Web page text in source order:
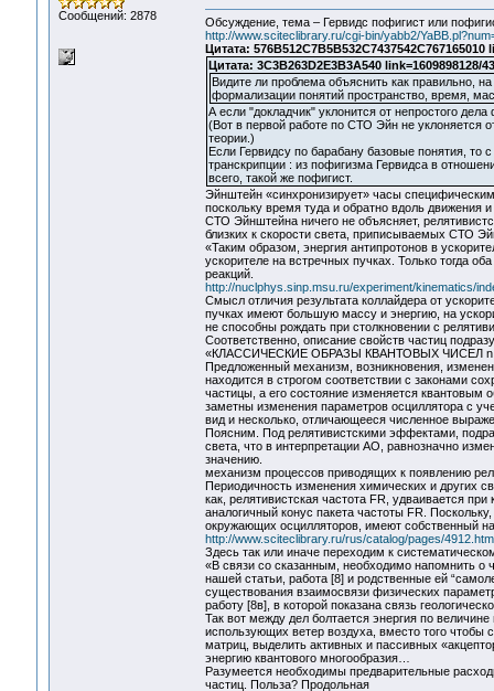
Сообщений: 2878
Обсуждение, тема – Гервидс пофигист или
http://www.sciteclibrary.ru/cgi-bin/yabb2/
Цитата: 576B512C7B5B532C7437542C767165010
Цитата: 3C3B263D2E3B3A540 link=1609898128/
Видите ли проблема объяснить как правильно,
формализации понятий пространство, время,
А если "докладчик" уклонится от непростого
(Вот в первой работе по СТО Эйн не уклоняется
теории.)
Если Гервидсу по барабану базовые понятия, то
транскрипции : из пофигизма Гервидса в
всего, такой же пофигист.
Эйнштейн «синхронизирует» часы
поскольку время туда и обратно вдоль движения
СТО Эйнштейна ничего не объясняет,
близких к скорости света, приписываемых СТО
«Таким образом, энергия антипротонов в
ускорителе на встречных пучках. Только тогда
реакций.
http://nuclphys.sinp.msu.ru/experiment/kinematics/
Смысл отличия результата коллайдера от
пучках имеют большую массу и энергию, на
не способны рождать при столкновении с
Соответственно, описание свойств частиц
«КЛАССИЧЕСКИЕ ОБРАЗЫ КВАНТОВЫХ ЧИСЕЛ n,
Предложенный механизм, возникновения,
находится в строгом соответствии с законами
частицы, а его состояние изменяется квантовым
заметны изменения параметров осциллятора с
вид и несколько, отличающееся численное
Поясним. Под релятивистскими эффектами,
света, что в интерпретации АО, равнозначно
значению.
механизм процессов приводящих к появлению
Периодичность изменения химических и других
как, релятивистская частота FR, удваивается
аналогичный конус пакета частоты FR.
окружающих осцилляторов, имеют собственный
http://www.sciteclibrary.ru/rus/catalog/pages/
Здесь так или иначе переходим к
«В связи со сказанным, необходимо напомнить о
нашей статьи, работа [8] и родственные ей
существования взаимосвязи физических
работу [8в], в которой показана связь
Так вот между дел болтается энергия по
использующих ветер воздуха, вместо того
матриц, выделить активных и пассивных
энергию квантового многообразия…
Разумеется необходимы предварительные
частиц. Польза? Продольная